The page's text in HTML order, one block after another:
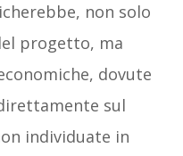
non solo
progetto, ma
dovute
sul
individuate in